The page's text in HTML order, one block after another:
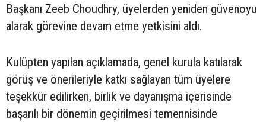
Başkanı Zeeb Choudhry, üyelerden yeniden güvenoyu
alarak görevine devam etme yetkisini aldı.
Kulüpten yapılan açıklamada, genel kurula katılarak
görüş ve önerileriyle katkı sağlayan tüm üyelere
teşekkür edilirken, birlik ve dayanışma içerisinde
başarılı bir dönemin geçirilmesi temennisinde